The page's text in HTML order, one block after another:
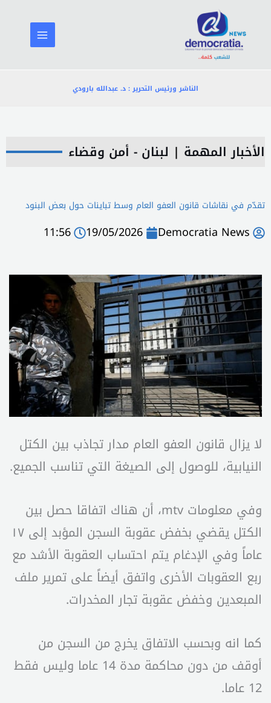
المحتوى
الناشر ورئيس التحرير : د. عبدالله بارودي
الأخبار المهمة | لبنان - أمن وقضاء
تقدّم في نقاشات قانون العفو العام وسط تباينات حول بعض البنود
Democratia News
19/05/2026
11:56
لا يزال قانون العفو العام مدار تجاذب بين الكتل
النيابية، للوصول إلى الصيغة التي تناسب الجميع.
وفي معلومات mtv، أن هناك اتفاقا حصل بين
الكتل يقضي بخفض عقوبة السجن المؤبد إلى ١٧
عاماً وفي الإدغام يتم احتساب العقوبة الأشد مع
ربع العقوبات الأخرى واتفق أيضاً على تمرير ملف
المبعدين وخفض عقوبة تجار المخدرات.
كما انه وبحسب الاتفاق يخرج من السجن من
أوقف من دون محاكمة مدة 14 عاما وليس فقط
12 عاما.